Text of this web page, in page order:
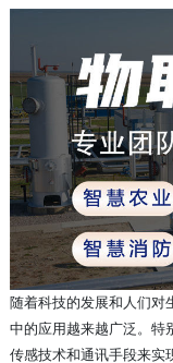
随着科技的发展和人们对
中的应用越来越广泛。特
传感技术和通讯手段来实